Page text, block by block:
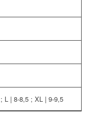
L | 8-8,5 ; XL | 9-9,5